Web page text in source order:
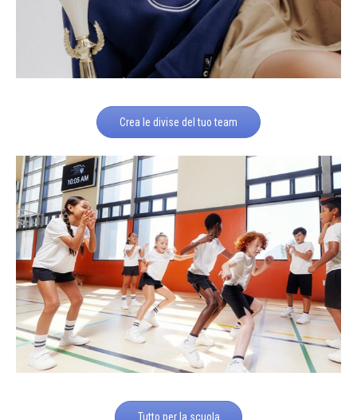
Crea le divise del tuo team
Tutto per la scuola